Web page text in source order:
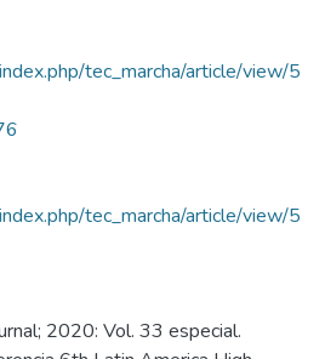
tec_marcha/article/view/5
tec_marcha/article/view/5
2020: Vol. 33 especial.